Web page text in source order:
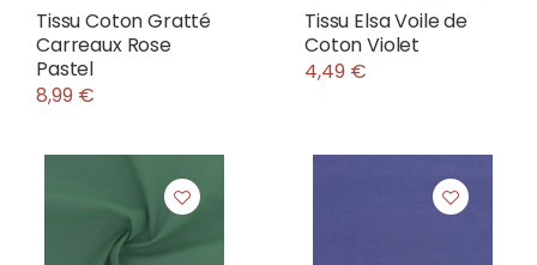
Tissu Coton Gratté
Carreaux Rose
Pastel
8,99 €
Tissu Elsa Voile de
Coton Violet
4,49 €